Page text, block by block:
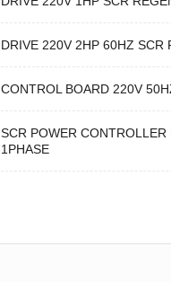
DRIVE 220V 2HP 60HZ SCR
CONTROL BOARD 220V
SCR POWER
1PHASE